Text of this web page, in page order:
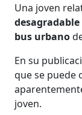
Una joven
bus urbano
En su
que se puede
joven.